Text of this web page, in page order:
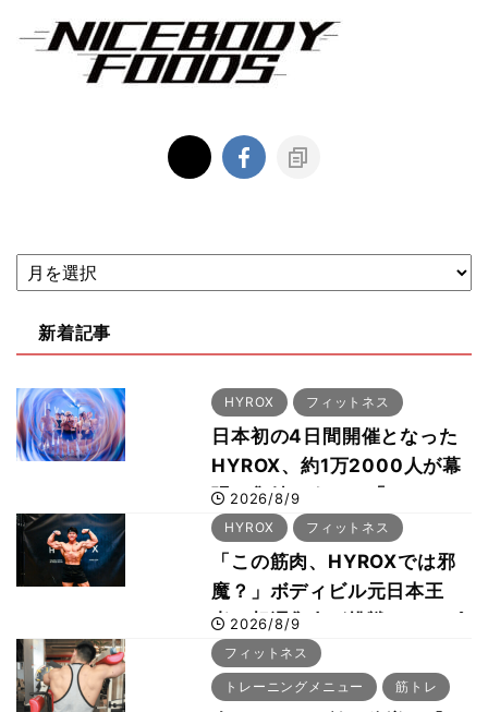
新着記事
HYROX フィットネス
日本初の4日間開催となった
HYROX、約1万2000人が幕
張に集結 すでに「2028、
29年の大会も準備」
2026/8/9
HYROX フィットネス
「この筋肉、HYROXでは邪
魔？」ボディビル元日本王
者・相澤隼人が挑戦 バーピ
ーでは驚異の種目2位
2026/8/9
フィットネス
トレーニングメニュー 筋トレ